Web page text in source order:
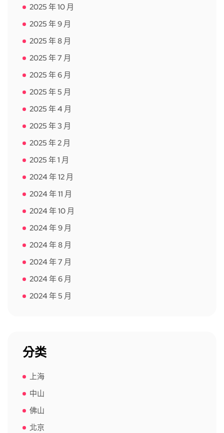
2025 年 10 月
2025 年 9 月
2025 年 8 月
2025 年 7 月
2025 年 6 月
2025 年 5 月
2025 年 4 月
2025 年 3 月
2025 年 2 月
2025 年 1 月
2024 年 12 月
2024 年 11 月
2024 年 10 月
2024 年 9 月
2024 年 8 月
2024 年 7 月
2024 年 6 月
2024 年 5 月
分类
上海
中山
佛山
北京